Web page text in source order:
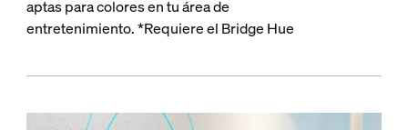
aptas para colores en tu área de
entretenimiento. *Requiere el Bridge Hue